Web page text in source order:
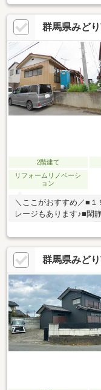
ます♪■ 都市ガス・本
１台可能です♪ ■ 内覧
い♪※ 契約不適合責任
ー Ｌｉｆｅ Ｉｎｆ
小学校まで徒歩１７
も園みらいまで徒歩１
群馬県みど
2階建て
リフォームリノベーシ
ョン
＼ここがおすすめ／■
レージもあります♪■閑
線に近く、交通の便も
笠懸南中学校まで約５
２０２６年７月リフォ
ッチン・浴室・洗面
クロス張替 一部フ
部フロアタイル張替
ターホン交換 分電盤
群馬県みど